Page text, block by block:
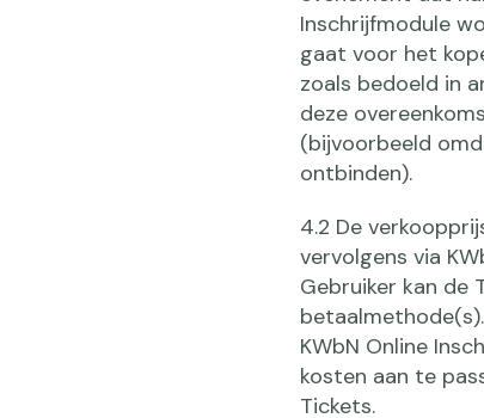
Inschrijfmodule
gaat voor het
zoals bedoeld in
deze
(bijvoorbeeld
ontbinden).
4.2 De
vervolgens via
Gebruiker kan de
KWbN Online
kosten aan te
Tickets.